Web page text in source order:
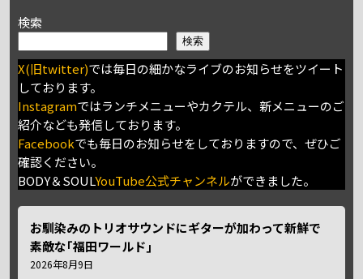
検索
検索
X(旧twitter)では毎日の細かなライブのお知らせをツイート
しております。
Instagramではランチメニューやカクテル、新メニューのご
紹介なども発信しております。
Facebookでも毎日のお知らせをしておりますので、ぜひご
確認ください。
BODY＆SOULYouTube公式チャンネルができました。
お馴染みのトリオサウンドにギターが加わって新鮮で
素敵な｢福田ワールド｣
2026年8月9日